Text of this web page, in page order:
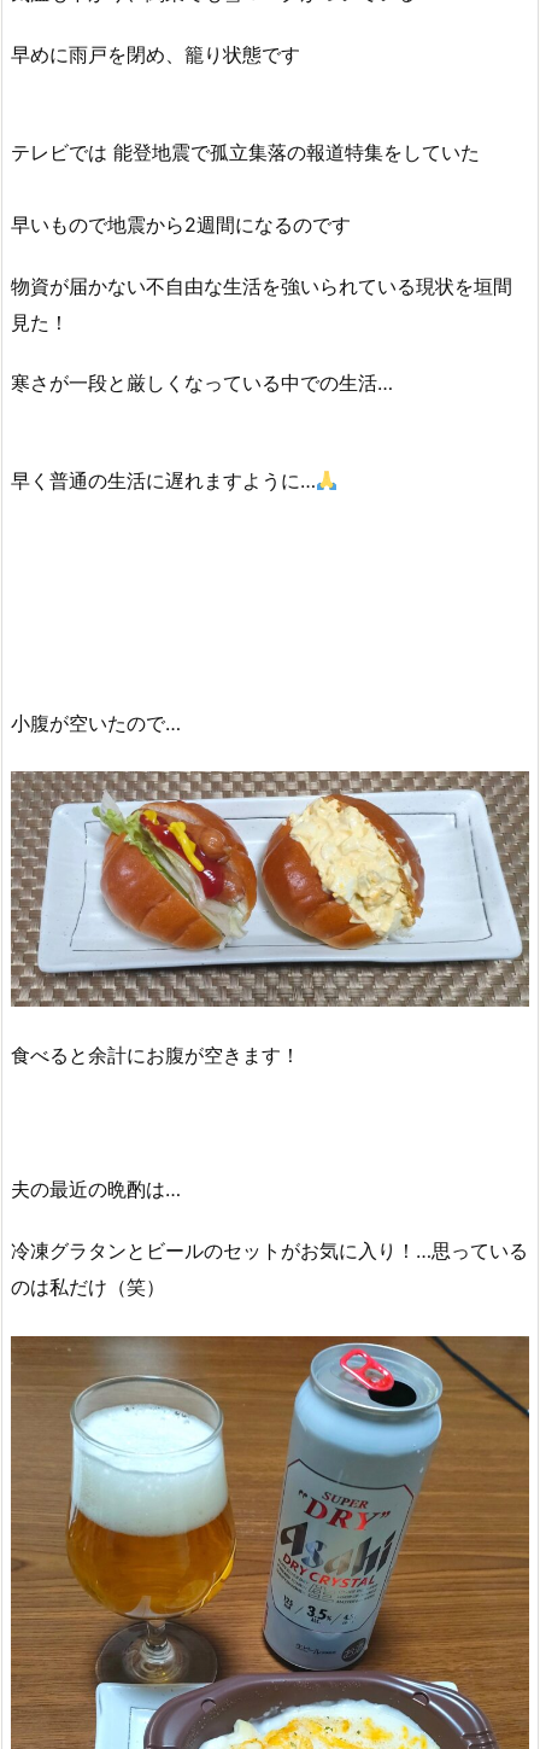
早めに雨戸を閉め、籠り状態です
テレビでは 能登地震で孤立集落の報道特集をしていた
早いもので地震から2週間になるのです
物資が届かない不自由な生活を強いられている現状を垣間
見た！
寒さが一段と厳しくなっている中での生活…
早く普通の生活に遅れますように…
小腹が空いたので…
食べると余計にお腹が空きます！
夫の最近の晩酌は…
冷凍グラタンとビールのセットがお気に入り！…思っている
のは私だけ（笑）